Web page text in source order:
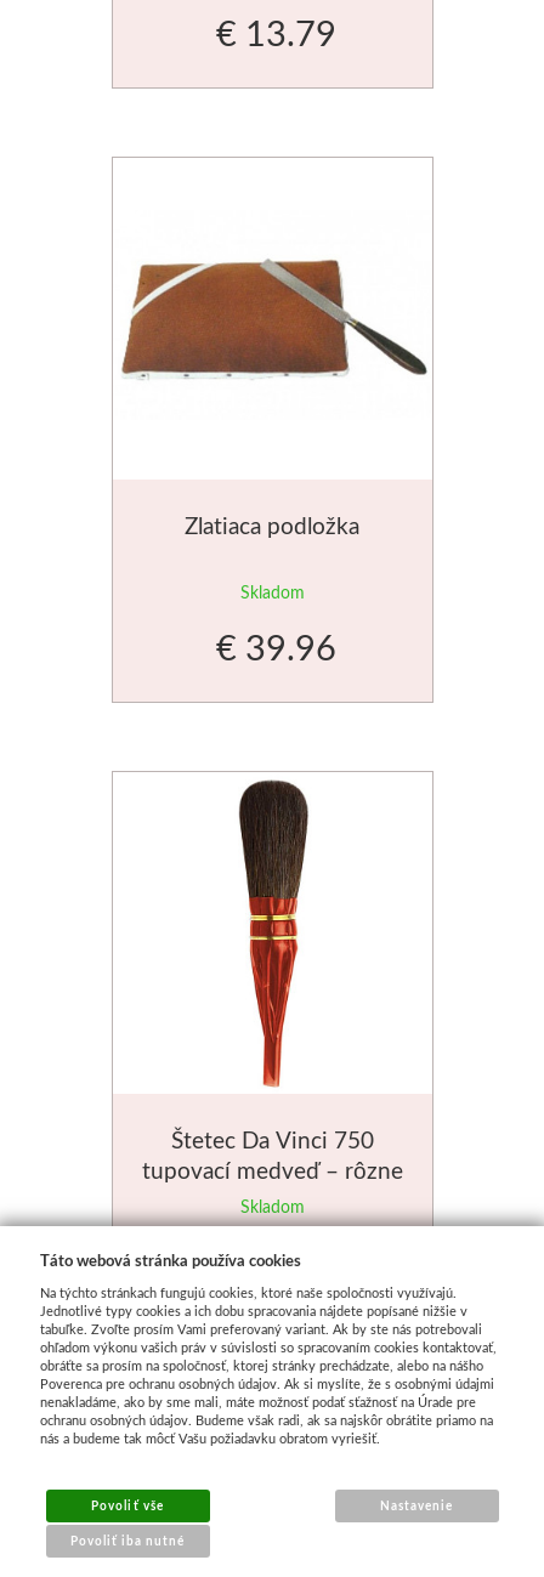
€ 13.79
Zlatiaca podložka
Skladom
€ 39.96
Štetec Da Vinci 750
tupovací medveď – rôzne
veľkosti
Skladom
od€ 5.64
Viac ako 40.000
Táto webová stránka používa cookies
Na týchto stránkach fungujú cookies, ktoré naše spoločnosti využívajú.
Jednotlivé typy cookies a ich dobu spracovania nájdete popísané nižšie v
tabuľke. Zvoľte prosím Vami preferovaný variant. Ak by ste nás potrebovali
ohľadom výkonu vašich práv v súvislosti so spracovaním cookies kontaktovať,
obráťte sa prosím na spoločnosť, ktorej stránky prechádzate, alebo na nášho
Poverenca pre ochranu osobných údajov. Ak si myslíte, že s osobnými údajmi
nenakladáme, ako by sme mali, máte možnosť podať sťažnosť na Úrade pre
ochranu osobných údajov. Budeme však radi, ak sa najskôr obrátite priamo na
nás a budeme tak môcť Vašu požiadavku obratom vyriešiť.
Povoliť vše
Povoliť iba nutné
Nastavenie